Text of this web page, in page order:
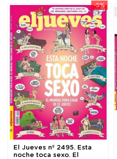
-5%
El Jueves nº 2495. Esta
noche toca sexo. El